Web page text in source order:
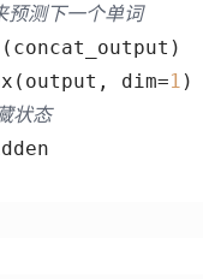
测下一个单词
dim=1 )
状态